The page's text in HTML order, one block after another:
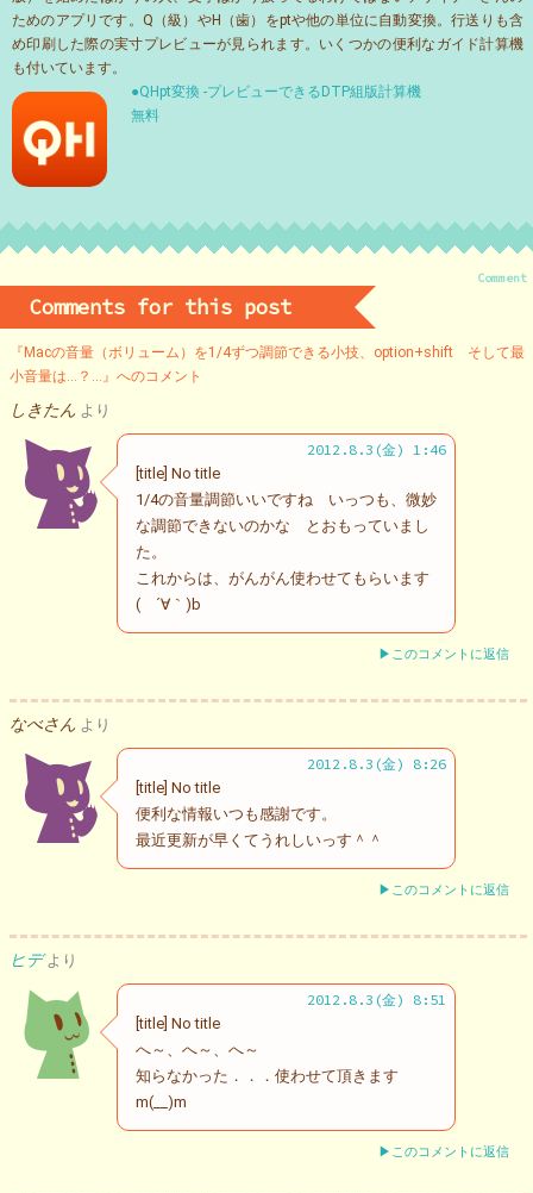
ためのアプリです。Q（級）やH（歯）をptや他の単位に自動変換。行送りも含
め印刷した際の実寸プレビューが見られます。いくつかの便利なガイド計算機
も付いています。
●QHpt変換 -プレビューできるDTP組版計算機
無料
Comment
Comments for this post
『Macの音量（ボリューム）を1/4ずつ調節できる小技、option+shift そして最
小音量は…？…』へのコメント
しきたん より
2012.8.3(金) 1:46
[title] No title
1/4の音量調節いいですね いっつも、微妙
な調節できないのかな とおもっていまし
た。
これからは、がんがん使わせてもらいます
( ´∀｀)b
▶このコメントに返信
なべさん より
2012.8.3(金) 8:26
[title] No title
便利な情報いつも感謝です。
最近更新が早くてうれしいっす＾＾
▶このコメントに返信
ヒデ より
2012.8.3(金) 8:51
[title] No title
へ～、へ～、へ～
知らなかった．．．使わせて頂きます
m(__)m
▶このコメントに返信